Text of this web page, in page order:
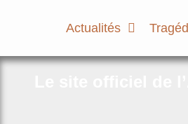
Actualités